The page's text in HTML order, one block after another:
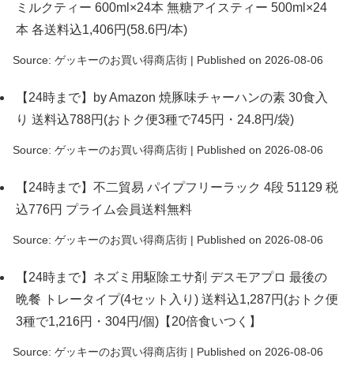
ミルクティー 600ml×24本 無糖アイスティー 500ml×24
本 各送料込1,406円(58.6円/本)
Source: ゲッキーのお買い得商店街 Published on 2026-08-06
【24時まで】by Amazon 焼豚味チャーハンの素 30食入
り 送料込788円(おトク便3種で745円・24.8円/袋)
Source: ゲッキーのお買い得商店街 Published on 2026-08-06
【24時まで】不二貿易 パイプフリーラック 4段 51129 税
込776円 プライム会員送料無料
Source: ゲッキーのお買い得商店街 Published on 2026-08-06
【24時まで】ネズミ用駆除エサ剤 デスモアプロ 最後の
晩餐 トレータイプ(4セット入り) 送料込1,287円(おトク便
3種で1,216円・304円/個)【20倍食いつく】
Source: ゲッキーのお買い得商店街 Published on 2026-08-06